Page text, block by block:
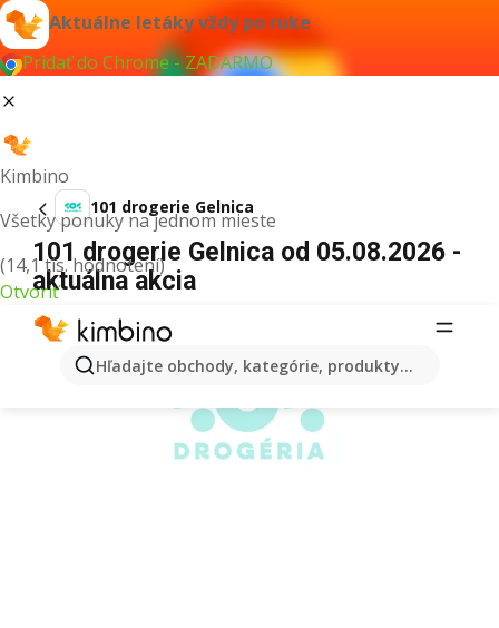
Aktuálne letáky vždy po ruke
Pridať do Chrome - ZADARMO
Kimbino
Všetky ponuky na jednom mieste
(14,1 tis. hodnotení)
Otvoriť
Hľadajte obchody, kategórie, produkty...
101 drogerie Gelnica
101 drogerie Gelnica od 05.08.2026 -
aktuálna akcia